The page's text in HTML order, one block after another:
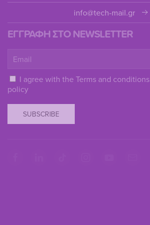
info@tech-mail.gr
ΕΓΓΡΑΦΗ ΣΤΟ NEWSLETTER
I agree with the Terms and conditions
policy
SUBSCRIBE